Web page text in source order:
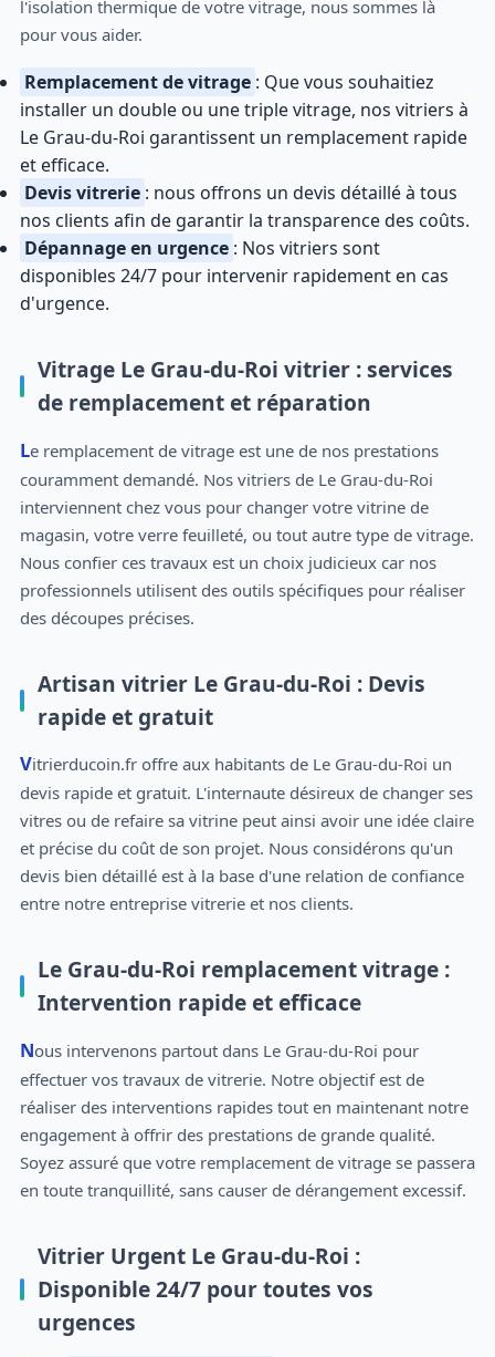
l'isolation thermique de votre vitrage, nous sommes là
pour vous aider.
Remplacement de vitrage : Que vous souhaitiez
installer un double ou une triple vitrage, nos vitriers à
Le Grau-du-Roi garantissent un remplacement rapide
et efficace.
Devis vitrerie : nous offrons un devis détaillé à tous
nos clients afin de garantir la transparence des coûts.
Dépannage en urgence : Nos vitriers sont
disponibles 24/7 pour intervenir rapidement en cas
d'urgence.
Vitrage Le Grau-du-Roi vitrier : services
de remplacement et réparation
Le remplacement de vitrage est une de nos prestations
couramment demandé. Nos vitriers de Le Grau-du-Roi
interviennent chez vous pour changer votre vitrine de
magasin, votre verre feuilleté, ou tout autre type de vitrage.
Nous confier ces travaux est un choix judicieux car nos
professionnels utilisent des outils spécifiques pour réaliser
des découpes précises.
Artisan vitrier Le Grau-du-Roi : Devis
rapide et gratuit
Vitrierducoin.fr offre aux habitants de Le Grau-du-Roi un
devis rapide et gratuit. L'internaute désireux de changer ses
vitres ou de refaire sa vitrine peut ainsi avoir une idée claire
et précise du coût de son projet. Nous considérons qu'un
devis bien détaillé est à la base d'une relation de confiance
entre notre entreprise vitrerie et nos clients.
Le Grau-du-Roi remplacement vitrage :
Intervention rapide et efficace
Nous intervenons partout dans Le Grau-du-Roi pour
effectuer vos travaux de vitrerie. Notre objectif est de
réaliser des interventions rapides tout en maintenant notre
engagement à offrir des prestations de grande qualité.
Soyez assuré que votre remplacement de vitrage se passera
en toute tranquillité, sans causer de dérangement excessif.
Vitrier Urgent Le Grau-du-Roi :
Disponible 24/7 pour toutes vos
urgences